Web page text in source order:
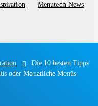
Menutech News
Die 10 besten Tipps
oder Monatliche Menüs